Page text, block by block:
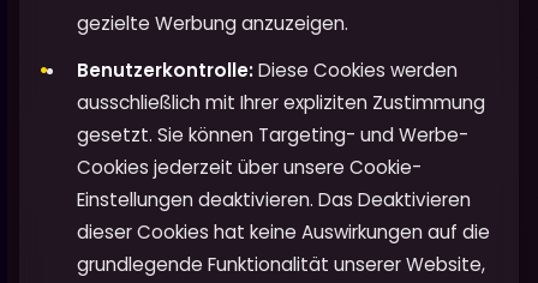
gezielte Werbung anzuzeigen.
Benutzerkontrolle:Diese Cookies werden
ausschließlich mit Ihrer expliziten Zustimmung
gesetzt. Sie können Targeting- und Werbe-
Cookies jederzeit über unsere Cookie-
Einstellungen deaktivieren. Das Deaktivieren
dieser Cookies hat keine Auswirkungen auf die
grundlegende Funktionalität unserer Website,